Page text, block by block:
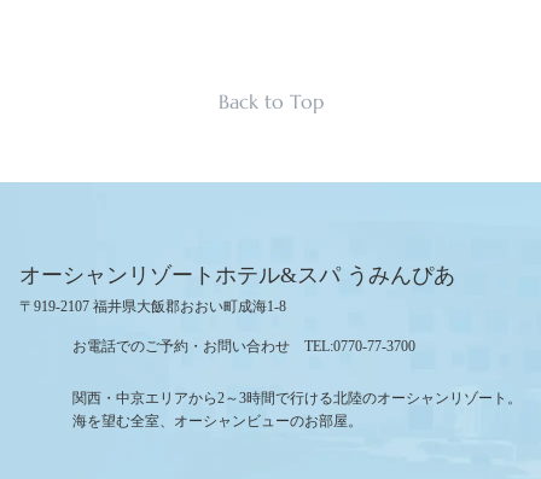
Back to Top
オーシャンリゾートホテル&スパ うみんぴあ
〒919-2107 福井県大飯郡おおい町成海1-8
お電話でのご予約・お問い合わせ TEL:0770-77-3700
関西・中京エリアから2～3時間で行ける北陸のオーシャンリゾート。
海を望む全室、オーシャンビューのお部屋。